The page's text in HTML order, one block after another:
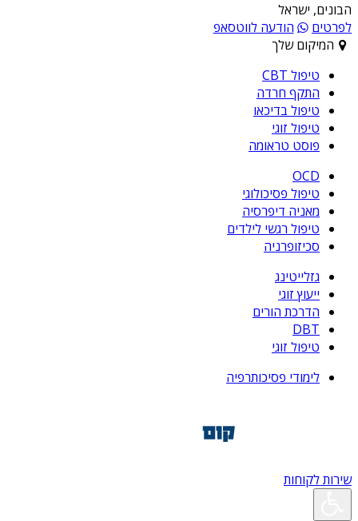
הבונים, ישראל
לפרטים
הודעה לווטסאפ
המיקום שלך
טיפול CBT
התקף חרדה
טיפול בדיכאו
טיפול זוגי
פוסט טראומה
OCD
טיפול פסיכולוגי
מאניה דיפרסיה
טיפול רגשי לילדים
סכיזופרניה
גזלייטינג
ייעוץ זוגי
הדרכת הורים
DBT
טיפול זוגי
לימודי פסיכותרפיה
שירות לקוחות